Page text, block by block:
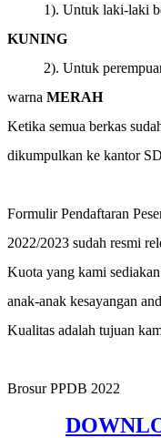
1). Untuk laki-laki
KUNING
2). Untuk perempuan
warna MERAH
Ketika semua berkas
dikumpulkan ke kantor
Formulir Pendaftaran
2022/2023 sudah resmi
Kuota yang kami
anak-anak kesayangan
Kualitas adalah tujuan
Brosur PPDB 2022